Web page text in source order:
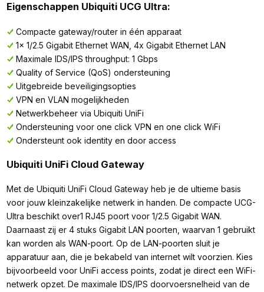
Eigenschappen Ubiquiti UCG Ultra:
Compacte gateway/router in één apparaat
1x 1/2.5 Gigabit Ethernet WAN, 4x Gigabit Ethernet LAN
Maximale IDS/IPS throughput: 1 Gbps
Quality of Service (QoS) ondersteuning
Uitgebreide beveiligingsopties
VPN en VLAN mogelijkheden
Netwerkbeheer via Ubiquiti UniFi
Ondersteuning voor one click VPN en one click WiFi
Ondersteunt ook identity en door access
Ubiquiti UniFi Cloud Gateway
Met de Ubiquiti UniFi Cloud Gateway heb je de ultieme basis
voor jouw kleinzakelijke netwerk in handen. De compacte UCG-
Ultra beschikt over1 RJ45 poort voor 1/2.5 Gigabit WAN.
Daarnaast zij er 4 stuks Gigabit LAN poorten, waarvan 1 gebruikt
kan worden als WAN-poort. Op de LAN-poorten sluit je
apparatuur aan, die je bekabeld van internet wilt voorzien. Kies
bijvoorbeeld voor UniFi access points, zodat je direct een WiFi-
netwerk opzet. De maximale IDS/IPS doorvoersnelheid van de